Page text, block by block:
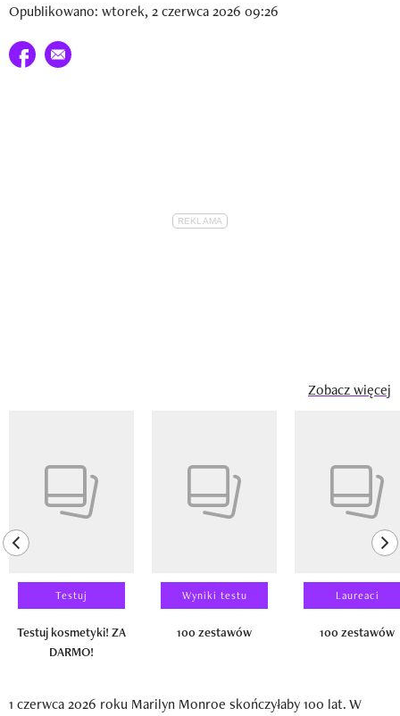
Opublikowano: wtorek, 2 czerwca 2026 09:26
Udostępnij na facebook
E-mail do przyjaciela
Zobacz więcej
previous element
Testuj
Testuj kosmetyki! ZA
DARMO!
Wyniki testu
100 zestawów
Laureaci
100 zestawów
1 czerwca 2026 roku Marilyn Monroe skończyłaby 100 lat. W